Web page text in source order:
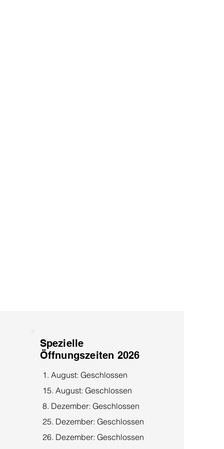
Spezielle
Öffnungszeiten 2026
1. August: Geschlossen
15. August: Geschlossen
8. Dezember: Geschlossen
25. Dezember: Geschlossen
26. Dezember: Geschlossen